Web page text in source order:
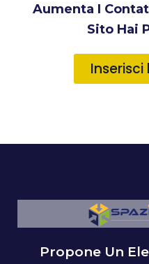
Aumenta I
Sito Hai
Propone Un